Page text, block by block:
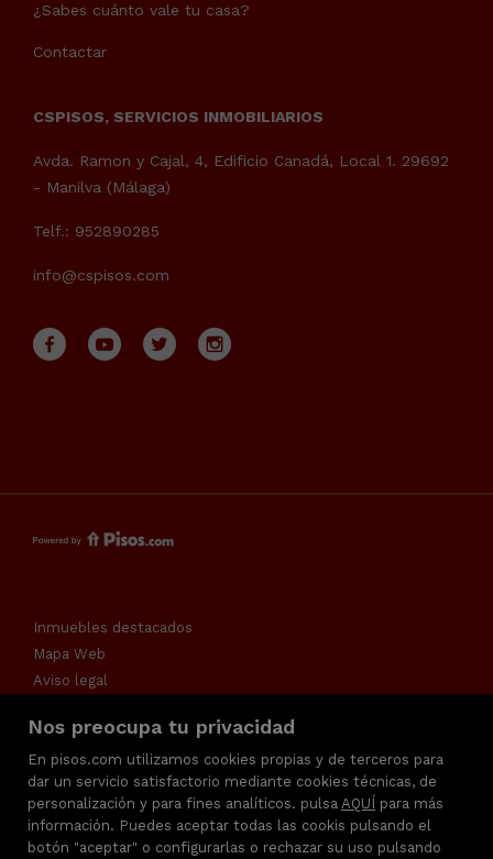
Nos preocupa tu privacidad
En pisos.com utilizamos cookies propias y de terceros para
dar un servicio satisfactorio mediante cookies técnicas, de
personalización y para fines analíticos. pulsa AQUÍ para más
información. Puedes aceptar todas las cookis pulsando el
botón "aceptar" o configurarlas o rechazar su uso pulsando
¿Sabes cuánto vale tu casa?
Contactar
CSPISOS, SERVICIOS INMOBILIARIOS
Avda. Ramon y Cajal, 4, Edificio Canadá, Local 1. 29692
- Manilva (Málaga)
Telf.: 952890285
info@cspisos.com
Inmuebles destacados
Mapa Web
Aviso legal
Política de cookies